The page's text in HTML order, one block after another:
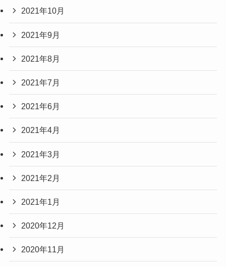
2021年10月
2021年9月
2021年8月
2021年7月
2021年6月
2021年4月
2021年3月
2021年2月
2021年1月
2020年12月
2020年11月